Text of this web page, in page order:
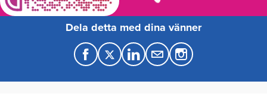
Dela detta med dina vänner
F
a
T
w
L
i
M
a